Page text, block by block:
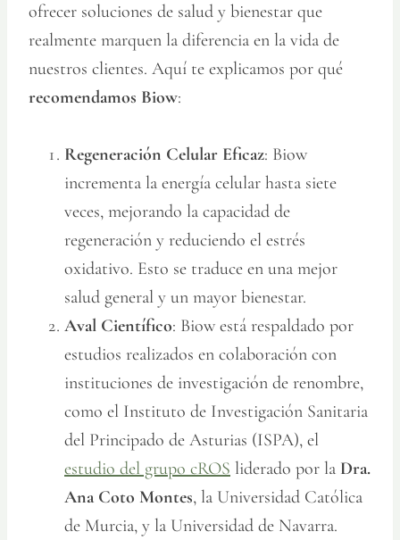
ofrecer soluciones de salud y bienestar que
realmente marquen la diferencia en la vida de
nuestros clientes. Aquí te explicamos por qué
recomendamos Biow:
Regeneración Celular Eficaz: Biow
incrementa la energía celular hasta siete
veces, mejorando la capacidad de
regeneración y reduciendo el estrés
oxidativo. Esto se traduce en una mejor
salud general y un mayor bienestar.
Aval Científico: Biow está respaldado por
estudios realizados en colaboración con
instituciones de investigación de renombre,
como el Instituto de Investigación Sanitaria
del Principado de Asturias (ISPA), el
estudio del grupo cROS liderado por la Dra.
Ana Coto Montes, la Universidad Católica
de Murcia, y la Universidad de Navarra.